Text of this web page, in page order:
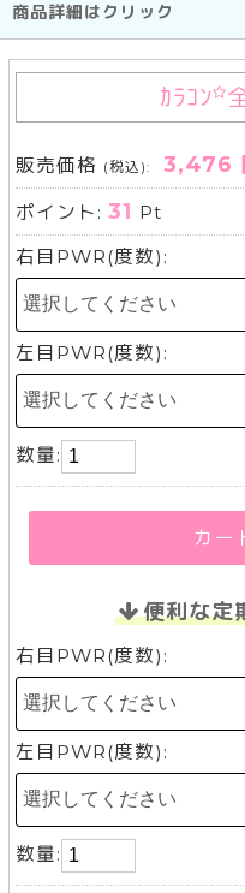
商品詳細はクリック
ｶﾗｺﾝ
販売価格 (税込): 3,476
ポイント:31 Pt
右目PWR(度数):
左目PWR(度数):
数量:
カー
便利な定
右目PWR(度数):
左目PWR(度数):
数量: